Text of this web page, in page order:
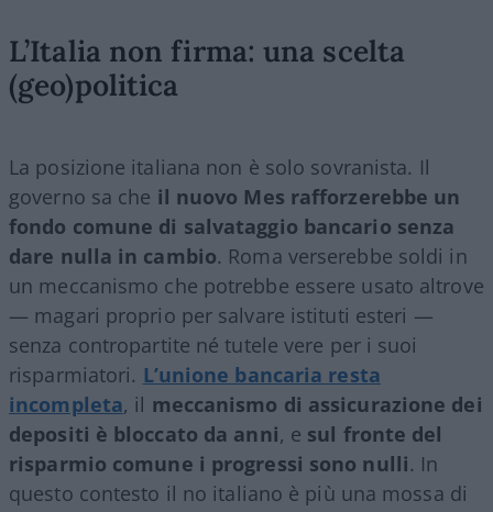
L’Italia non firma: una scelta
(geo)politica
La posizione italiana non è solo sovranista. Il
governo sa che il nuovo Mes rafforzerebbe un
fondo comune di salvataggio bancario senza
dare nulla in cambio. Roma verserebbe soldi in
un meccanismo che potrebbe essere usato altrove
— magari proprio per salvare istituti esteri —
senza contropartite né tutele vere per i suoi
risparmiatori. L’unione bancaria resta
incompleta, il meccanismo di assicurazione dei
depositi è bloccato da anni, e sul fronte del
risparmio comune i progressi sono nulli. In
questo contesto il no italiano è più una mossa di